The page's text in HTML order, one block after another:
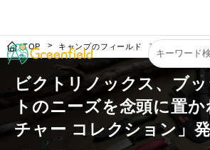
TOP キャンプのフィールド ビクトリノ
ビクトリノックス、ブ
トのニーズを念頭に置
チャー コレクション」